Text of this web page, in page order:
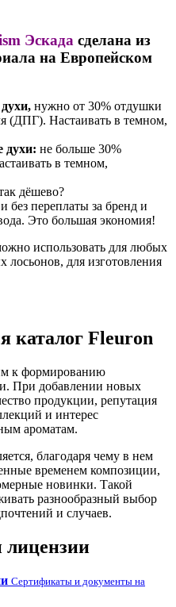
Эскада сделана из
на Европейском
нужно от 30% отдушки
(ДПГ). Настаивать в темном,
духи: не больше 30%
в темном,
дёшево?
без переплаты за бренд и
Это большая экономия!
использовать для любых
для изготовления
каталог Fleuron
к формированию
При добавлении новых
продукции, репутация
и интерес
ароматам.
благодаря чему в нем
временем композиции,
новинки. Такой
разнообразный выбор
и случаев.
лицензии
Сертификаты и документы на